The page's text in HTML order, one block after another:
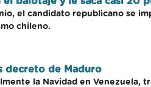
el candidato republicano se
chileno.
decreto de Maduro
la Navidad en Venezuela,